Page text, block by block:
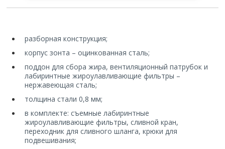
разборная конструкция;
корпус зонта – оцинкованная сталь;
поддон для сбора жира, вентиляционный патрубок и
лабиринтные жироулавливающие фильтры –
нержавеющая сталь;
толщина стали 0,8 мм;
в комплекте: съемные лабиринтные
жироулавливающие фильтры, сливной кран,
переходник для сливного шланга, крюки для
подвешивания;